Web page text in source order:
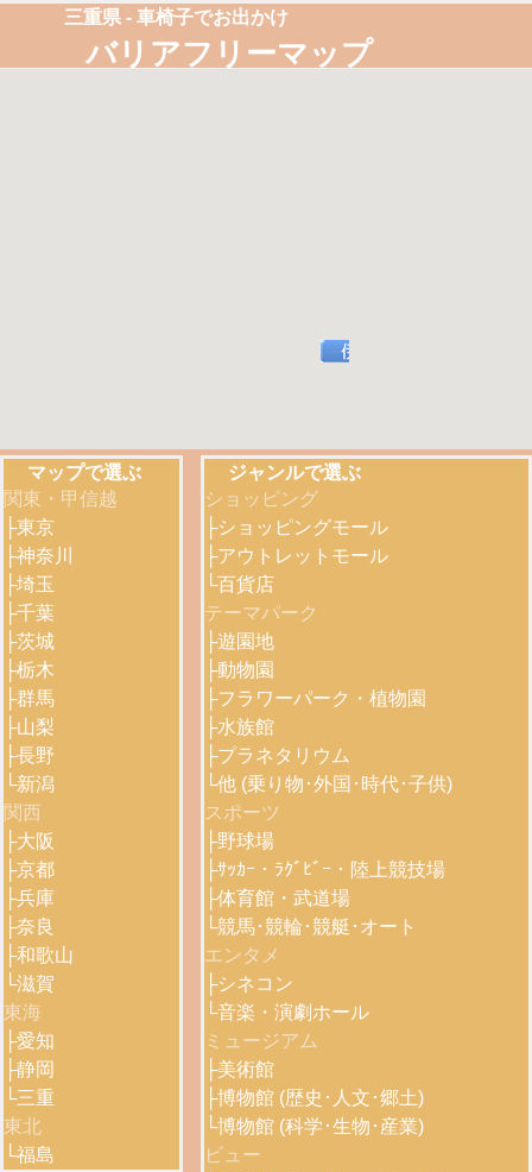
三重県 - 車椅子でお出かけ
バリアフリーマップ
マップで選ぶ
関東・甲信越
├東京
├神奈川
├埼玉
├千葉
├茨城
├栃木
├群馬
├山梨
├長野
└新潟
関西
├大阪
├京都
├兵庫
├奈良
├和歌山
└滋賀
東海
├愛知
├静岡
└三重
東北
└福島
ジャンルで選ぶ
ショッピング
├ショッピングモール
├アウトレットモール
└百貨店
テーマパーク
├遊園地
├動物園
├フラワーパーク・植物園
├水族館
├プラネタリウム
└他 (乗り物･外国･時代･子供)
スポーツ
├野球場
├ｻｯｶｰ・ﾗｸﾞﾋﾞｰ・陸上競技場
├体育館・武道場
└競馬･競輪･競艇･オート
エンタメ
├シネコン
└音楽・演劇ホール
ミュージアム
├美術館
├博物館 (歴史･人文･郷土)
└博物館 (科学･生物･産業)
ビュー